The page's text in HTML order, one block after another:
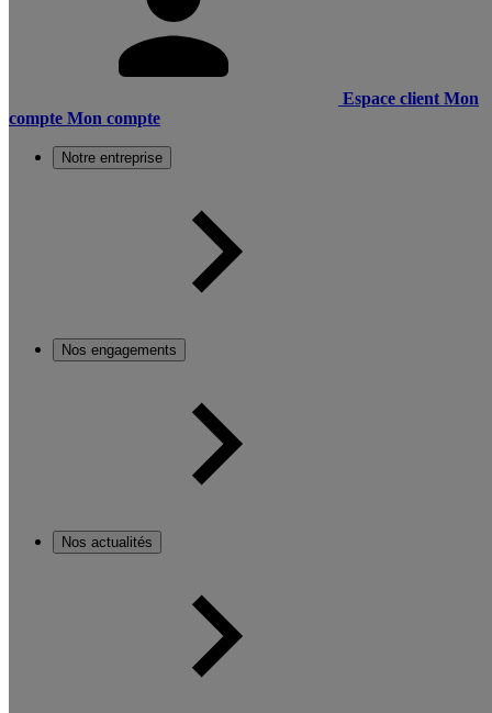
Espace client Mon
compte Mon compte
Notre entreprise
Nos engagements
Nos actualités